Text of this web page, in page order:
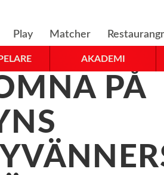
Play Matcher
AKADEMI
PÅ